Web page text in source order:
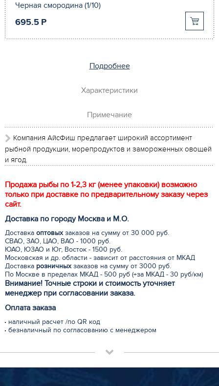
Черная смородина (1/10)
695.5 P
Подробнее
Характеристики
Примечание
Компания АйсФиш предлагает широкий ассортимент
рыбной продукции, морепродуктов и замороженных овощей
и ягод.
Продажа рыбы по 1-2,3 кг (менее упаковки) возможно
только при доставке по предварительному заказу через
сайт.
Доставка по городу Москва и М.О.
Доставка оптовыхзаказов на сумму от 30 000 руб.
СВАО, ЗАО, ЦАО, ВАО - 1000 руб.
ЮАО, ЮЗАО и Юг, Восток - 1500 руб.
Московская и др. области - зависит от расстояния от МКАД
Доставка розничныхзаказов на сумму от 3000 руб.
По Москве в пределах МКАД - 500 руб (+за МКАД - 30 руб/км)
Внимание! Точные строки и стоимость уточняет
менеджер при согласовании заказа.
Оплата заказа
наличный расчет /по QR код
безналичный по согласованию с менеджером